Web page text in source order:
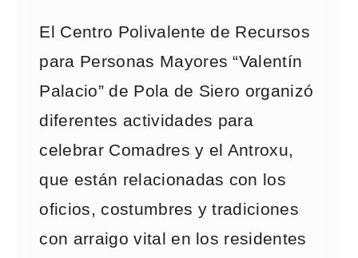
El Centro Polivalente de Recursos
para Personas Mayores “Valentín
Palacio” de Pola de Siero organizó
diferentes actividades para
celebrar Comadres y el Antroxu,
que están relacionadas con los
oficios, costumbres y tradiciones
con arraigo vital en los residentes